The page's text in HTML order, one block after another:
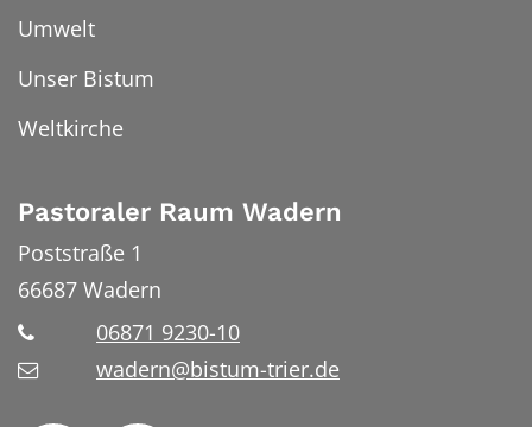
Umwelt
Unser Bistum
Weltkirche
Pastoraler Raum Wadern
Poststraße 1
66687 Wadern
06871 9230-10
wadern@bistum-trier.de